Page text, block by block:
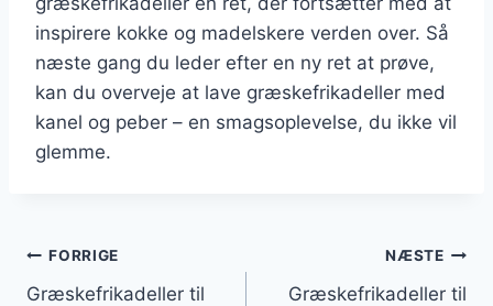
inspirere kokke og madelskere verden over. Så
næste gang du leder efter en ny ret at prøve,
kan du overveje at lave græskefrikadeller med
kanel og peber – en smagsoplevelse, du ikke vil
glemme.
Indlægsnavigation
FORRIGE
Græskefrikadeller til
NÆSTE
Græskefrikadeller til